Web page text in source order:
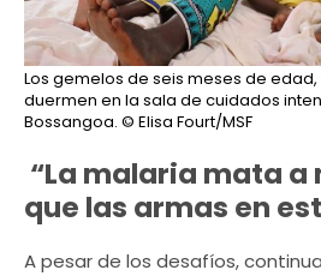
Los gemelos de seis meses de edad,
duermen en la sala de cuidados
Bossangoa. © Elisa Fourt/MSF
“La malaria mata a
que las armas en
A pesar de los desafíos,